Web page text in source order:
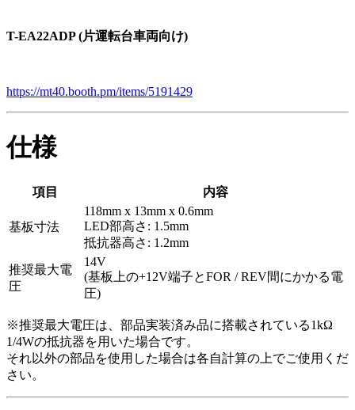
T-EA22ADP (片運転台車両向け)
https://mt40.booth.pm/items/5191429
仕様
項目 内容
基板寸法
118mm x 13mm x 0.6mm
LED部高さ: 1.5mm
抵抗器高さ: 1.2mm
推奨最大電
圧
14V
(基板上の+12V端子とFOR / REV間にかかる電
圧)
※推奨最大電圧は、部品実装済み品に搭載されている1kΩ
1/4Wの抵抗器を用いた場合です。
それ以外の部品を使用した場合は各自計算の上でご使用くだ
さい。